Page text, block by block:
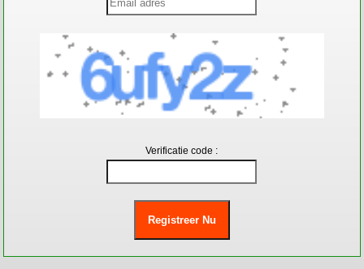
Verificatie code :